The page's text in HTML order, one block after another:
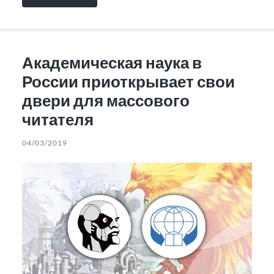
Академическая наука в
России приоткрывает свои
двери для массового
читателя
04/03/2019